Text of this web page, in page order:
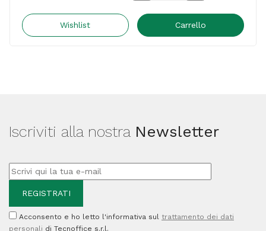
Cartuccia
0818C001AA
330ml
quantità
Wishlist Carrello
Iscriviti alla nostra Newsletter
Acconsento e ho letto l'informativa sul trattamento dei dati
personali di Tecnoffice s.r.l.